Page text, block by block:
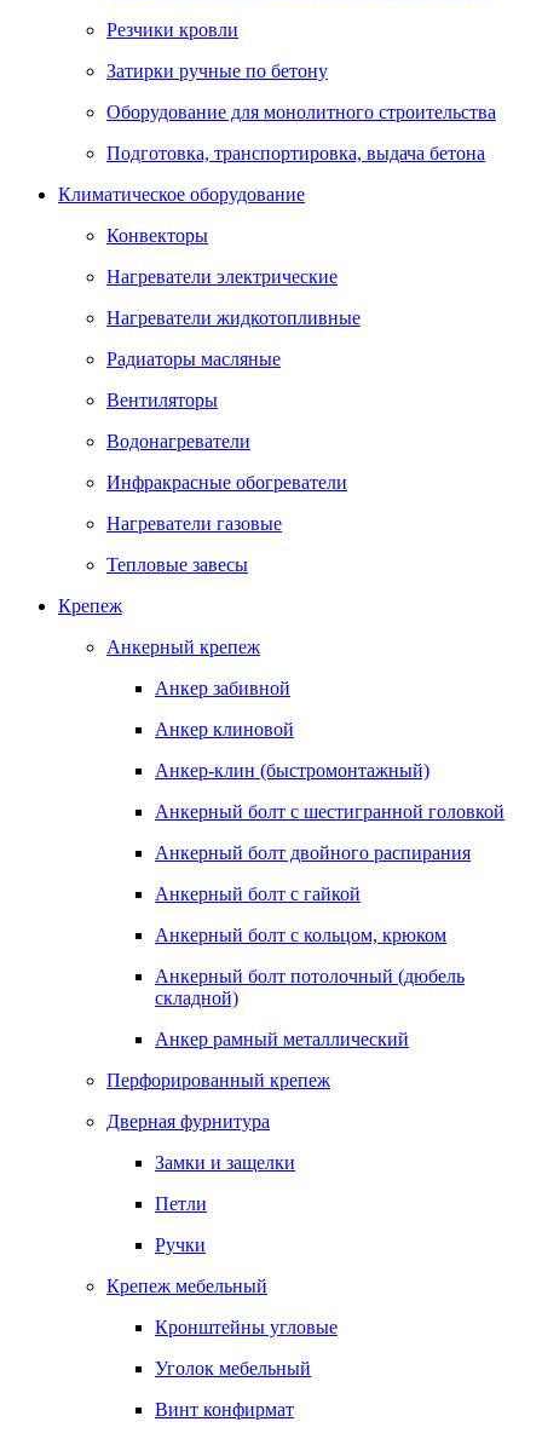
Резчики кровли
Затирки ручные по бетону
Оборудование для монолитного строительства
Подготовка, транспортировка, выдача бетона
Климатическое оборудование
Конвекторы
Нагреватели электрические
Нагреватели жидкотопливные
Радиаторы масляные
Вентиляторы
Водонагреватели
Инфракрасные обогреватели
Нагреватели газовые
Тепловые завесы
Крепеж
Анкерный крепеж
Анкер забивной
Анкер клиновой
Анкер-клин (быстромонтажный)
Анкерный болт с шестигранной головкой
Анкерный болт двойного распирания
Анкерный болт с гайкой
Анкерный болт с кольцом, крюком
Анкерный болт потолочный (дюбель
складной)
Анкер рамный металлический
Перфорированный крепеж
Дверная фурнитура
Замки и защелки
Петли
Ручки
Крепеж мебельный
Кронштейны угловые
Уголок мебельный
Винт конфирмат